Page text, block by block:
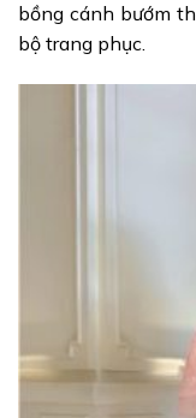
bồng cánh bướm
bộ trang phục.